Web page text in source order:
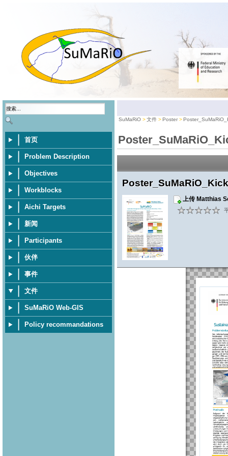
首页
Problem Description
Objectives
Workblocks
Aichi Targets
新闻
Participants
伙伴
事件
文件
SuMaRiO Web-GIS
Policy recommandations
SuMaRiO 文件 Poster
上传 Matthias